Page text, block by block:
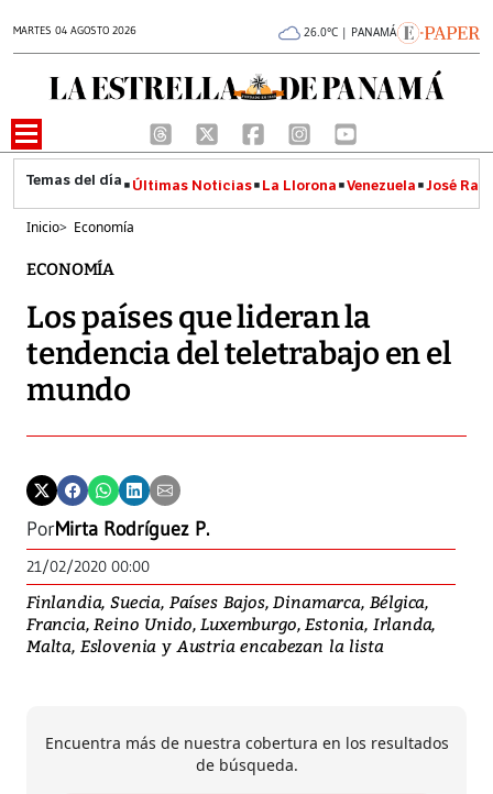
MARTES 04 AGOSTO 2026 26.0°C | PANAMÁ
Últimas Noticias La Llorona Venezuela José
Inicio> Economía
ECONOMÍA
Los países que lideran la
tendencia del teletrabajo en el
mundo
PorMirta Rodríguez P.
21/02/2020 00:00
Finlandia, Suecia, Países Bajos, Dinamarca, Bélgica,
Francia, Reino Unido, Luxemburgo, Estonia, Irlanda,
Malta, Eslovenia y Austria encabezan la lista
Encuentra más de nuestra cobertura en los resultados
de búsqueda.